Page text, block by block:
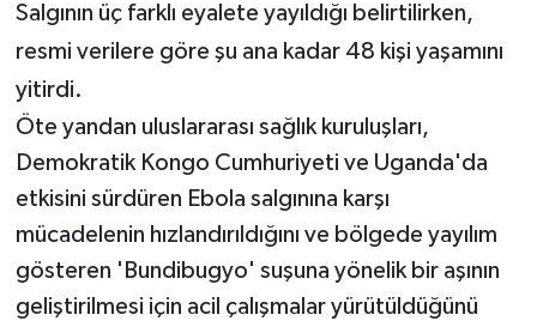
Salgının üç farklı eyalete yayıldığı belirtilirken,
resmi verilere göre şu ana kadar 48 kişi yaşamını
yitirdi.
Öte yandan uluslararası sağlık kuruluşları,
Demokratik Kongo Cumhuriyeti ve Uganda'da
etkisini sürdüren Ebola salgınına karşı
mücadelenin hızlandırıldığını ve bölgede yayılım
gösteren 'Bundibugyo' suşuna yönelik bir aşının
geliştirilmesi için acil çalışmalar yürütüldüğünü